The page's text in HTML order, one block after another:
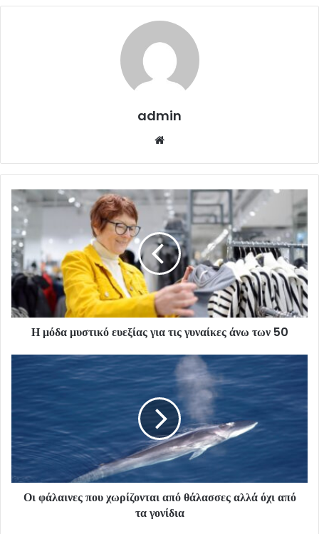
admin
Η μόδα μυστικό ευεξίας για τις γυναίκες άνω των 50
Οι φάλαινες που χωρίζονται από θάλασσες αλλά όχι από
τα γονίδια